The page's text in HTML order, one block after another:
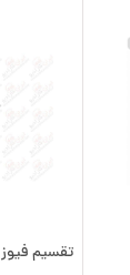
تقسیم فیوز Lightning Audio SMX4